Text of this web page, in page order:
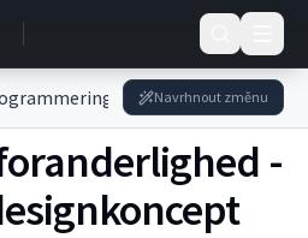
i PHPNavrhnout změnu
-